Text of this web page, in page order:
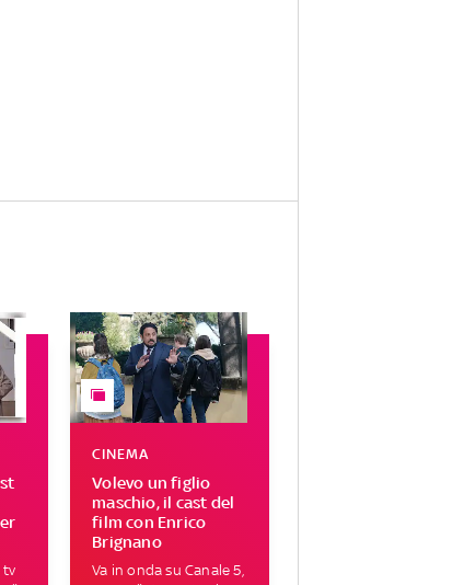
tv
Volevo un figlio
maschio, il cast del
film con Enrico
Brignano
CINEMA
Va in onda su Canale 5,